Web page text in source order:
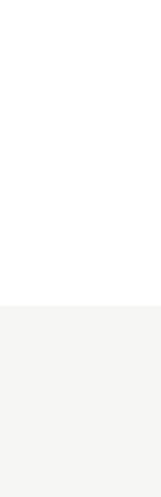
VENTA SL.
2. Comercio
y al por menor.
comercial,
y exportación. 3.